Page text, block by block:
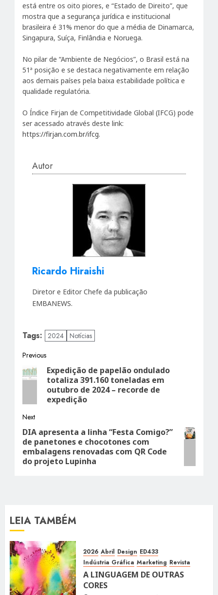
está entre os oito piores, e “Estado de Direito”, que
mostra que a segurança jurídica e institucional
brasileira é 31% menor do que a média de Dinamarca,
Singapura, Suíça, Finlândia e Noruega.
No pilar de “Ambiente de Negócios”, o Brasil está na
51ª posição e se destaca negativamente em relação
aos demais países pela baixa estabilidade política e
qualidade regulatória.
O Índice Firjan de Competitividade Global (IFCG) pode
ser acessado através deste link:
https://firjan.com.br/ifcg.
Autor
Ricardo Hiraishi
Diretor e Editor Chefe da publicação
EMBANEWS.
Tags: 2024 Notícias
Post
navigation
Previous
Previous
post:
Expedição de papelão ondulado
totaliza 391.160 toneladas em
outubro de 2024 – recorde de
expedição
Next
Next
post:
DIA apresenta a linha “Festa Comigo?”
de panetones e chocotones com
embalagens renovadas com QR Code
do projeto Lupinha
LEIA TAMBÉM
2026 Abril Design ED433
Indústria Gráfica Marketing Revista
A LINGUAGEM DE OUTRAS
CORES